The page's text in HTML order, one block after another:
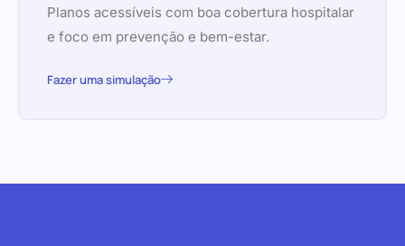
Planos acessíveis com boa cobertura hospitalar
e foco em prevenção e bem-estar.
Fazer uma simulação